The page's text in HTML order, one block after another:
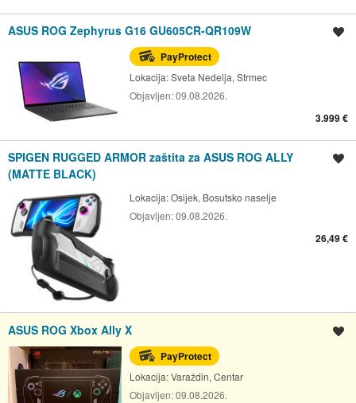
ASUS ROG Zephyrus G16 GU605CR-QR109W
PayProtect
Lokacija:Sveta Nedelja, Strmec
Objavljen:09.08.2026.
3.999 €
SPIGEN RUGGED ARMOR zaštita za ASUS ROG ALLY
(MATTE BLACK)
Lokacija:Osijek, Bosutsko naselje
Objavljen:09.08.2026.
26,49 €
ASUS ROG Xbox Ally X
PayProtect
Lokacija:Varaždin, Centar
Objavljen:09.08.2026.